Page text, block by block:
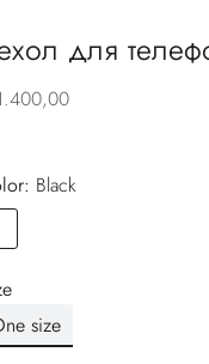
для
black
size